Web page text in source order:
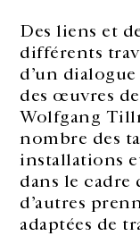
Des liens et
différents
d’un
des œuvres
Wolfgang
nombre des
installations
dans le cadre
d’autres
adaptées de